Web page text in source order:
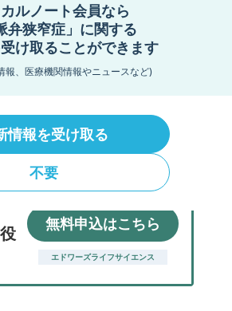
ルノート会員なら
弁狭窄症」に関する
け取ることができます
報、医療機関情報やニュースなど)
情報を受け取る
不要
無症状の場合は病気が見つか
ります。早期発見には、健康
しょう。心雑音を指摘された
無料申込はこちら
エドワーズライフサイエンス